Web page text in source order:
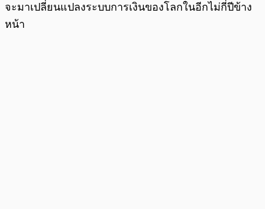
จะมาเปลี่ยนแปลงระบบการเงินของโลกในอีกไม่กี่ปีข้าง
หน้า